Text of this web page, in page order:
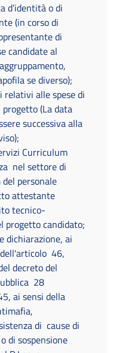
d’identità o di
(in corso di
di
candidate al
se diverso);
relativi alle spese di
(La data
successiva alla
Curriculum
nel settore di
personale
attestante
tecnico-
progetto candidato;
dichiarazione, ai
46,
decreto del
28
ai sensi della
di cause di
di sospensione